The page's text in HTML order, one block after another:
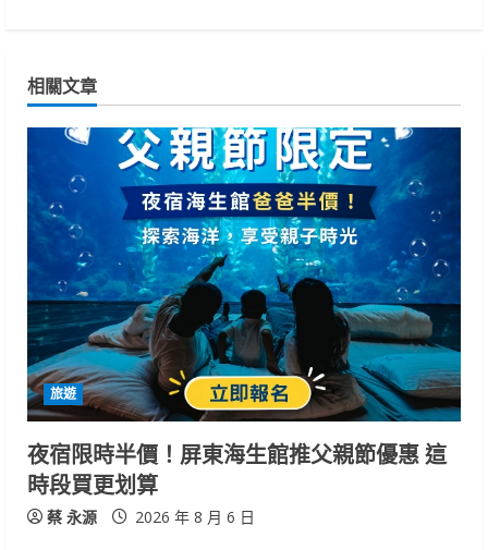
i
n
u
e
R
e
a
d
i
n
g
相關文章
旅遊
夜宿限時半價！屏東海生館推父親節優惠 這
時段買更划算
蔡 永源 2026 年 8 月 6 日